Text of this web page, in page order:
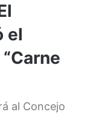
el
al Concejo